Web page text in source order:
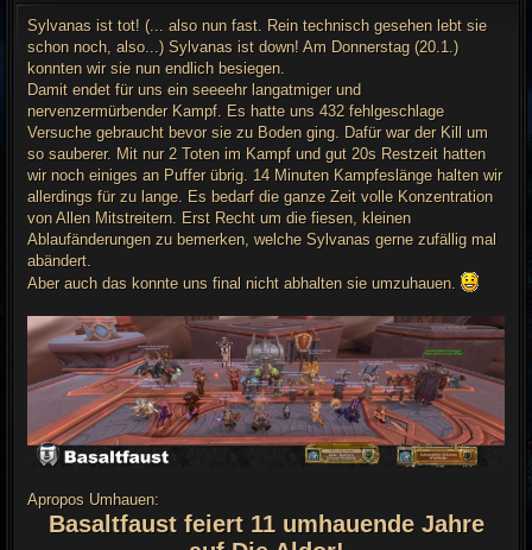
t
a
g
Sylvanas ist tot! (... also nun fast. Rein technisch gesehen lebt sie
schon noch, also...) Sylvanas ist down! Am Donnerstag (20.1.)
konnten wir sie nun endlich besiegen.
Damit endet für uns ein seeeehr langatmiger und
nervenzermürbender Kampf. Es hatte uns 432 fehlgeschlage
Versuche gebraucht bevor sie zu Boden ging. Dafür war der Kill um
so sauberer. Mit nur 2 Toten im Kampf und gut 20s Restzeit hatten
wir noch einiges an Puffer übrig. 14 Minuten Kampfeslänge halten wir
allerdings für zu lange. Es bedarf die ganze Zeit volle Konzentration
von Allen Mitstreitern. Erst Recht um die fiesen, kleinen
Ablaufänderungen zu bemerken, welche Sylvanas gerne zufällig mal
abändert.
Aber auch das konnte uns final nicht abhalten sie umzuhauen.
Apropos Umhauen:
Basaltfaust feiert 11 umhauende Jahre